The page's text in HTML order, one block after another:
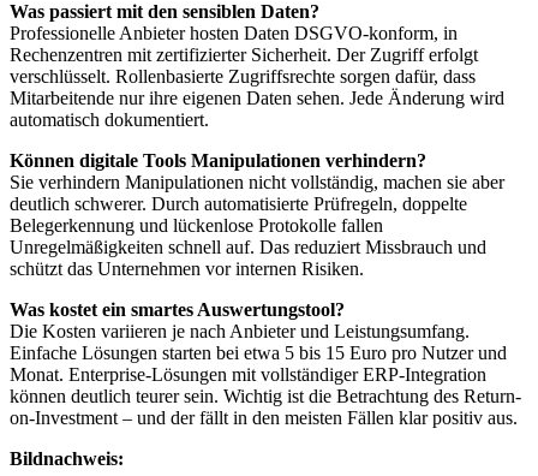
Was passiert mit den sensiblen Daten?
Professionelle Anbieter hosten Daten DSGVO-konform, in
Rechenzentren mit zertifizierter Sicherheit. Der Zugriff erfolgt
verschlüsselt. Rollenbasierte Zugriffsrechte sorgen dafür, dass
Mitarbeitende nur ihre eigenen Daten sehen. Jede Änderung wird
automatisch dokumentiert.
Können digitale Tools Manipulationen verhindern?
Sie verhindern Manipulationen nicht vollständig, machen sie aber
deutlich schwerer. Durch automatisierte Prüfregeln, doppelte
Belegerkennung und lückenlose Protokolle fallen
Unregelmäßigkeiten schnell auf. Das reduziert Missbrauch und
schützt das Unternehmen vor internen Risiken.
Was kostet ein smartes Auswertungstool?
Die Kosten variieren je nach Anbieter und Leistungsumfang.
Einfache Lösungen starten bei etwa 5 bis 15 Euro pro Nutzer und
Monat. Enterprise-Lösungen mit vollständiger ERP-Integration
können deutlich teurer sein. Wichtig ist die Betrachtung des Return-
on-Investment – und der fällt in den meisten Fällen klar positiv aus.
Bildnachweis: